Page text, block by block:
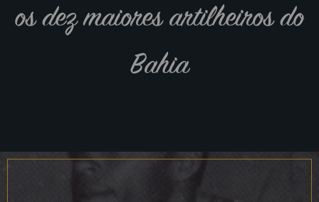
os dez maiores artilheiros do
Bahia